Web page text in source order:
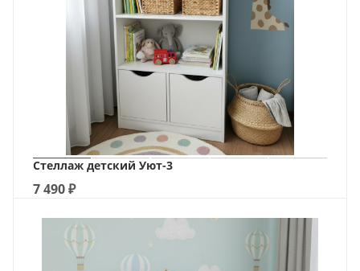
Стеллаж детский Уют-3
7 490₽